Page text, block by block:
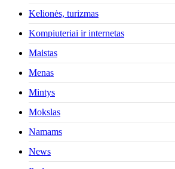
Kelionės, turizmas
Kompiuteriai ir internetas
Maistas
Menas
Mintys
Mokslas
Namams
News